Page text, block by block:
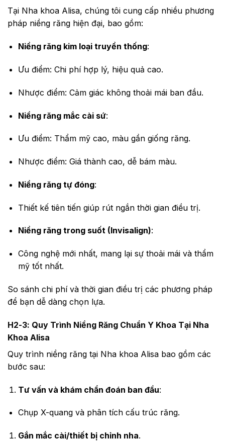
Tại Nha khoa Alisa, chúng tôi cung cấp nhiều phương
pháp niềng răng hiện đại, bao gồm:
Niềng răng kim loại truyền thống:
Ưu điểm: Chi phí hợp lý, hiệu quả cao.
Nhược điểm: Cảm giác không thoải mái ban đầu.
Niềng răng mắc cài sứ:
Ưu điểm: Thẩm mỹ cao, màu gần giống răng.
Nhược điểm: Giá thành cao, dễ bám màu.
Niềng răng tự đóng:
Thiết kế tiên tiến giúp rút ngắn thời gian điều trị.
Niềng răng trong suốt (Invisalign):
Công nghệ mới nhất, mang lại sự thoải mái và thẩm
mỹ tốt nhất.
So sánh chi phí và thời gian điều trị các phương pháp
để bạn dễ dàng chọn lựa.
H2-3: Quy Trình Niềng Răng Chuẩn Y Khoa Tại Nha
Khoa Alisa
Quy trình niềng răng tại Nha khoa Alisa bao gồm các
bước sau:
Tư vấn và khám chẩn đoán ban đầu:
Chụp X-quang và phân tích cấu trúc răng.
Gắn mắc cài/thiết bị chỉnh nha.